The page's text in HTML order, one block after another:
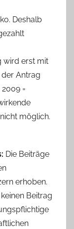
Deshalb
wird erst mit
Antrag
=
möglich.
Die Beiträge
erhoben.
Beitrag